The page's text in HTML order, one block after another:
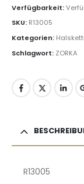
Verfügbarkeit:
SKU: R13005
Kategorien:
Schlagwort: ZORKA
R13005